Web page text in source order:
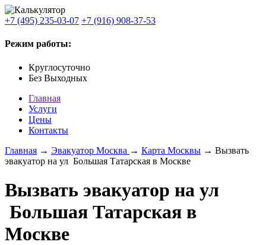
+7 (495) 235-03-07 +7 (916) 908-37-53
Режим работы:
Круглосуточно
Без Выходных
Главная
Услуги
Цены
Контакты
Главная → Эвакуатор Москва → Карта Москвы → Вызвать
эвакуатор на ул Большая Татарская в Москве
Вызвать эвакуатор на ул
Большая Татарская в
Москве